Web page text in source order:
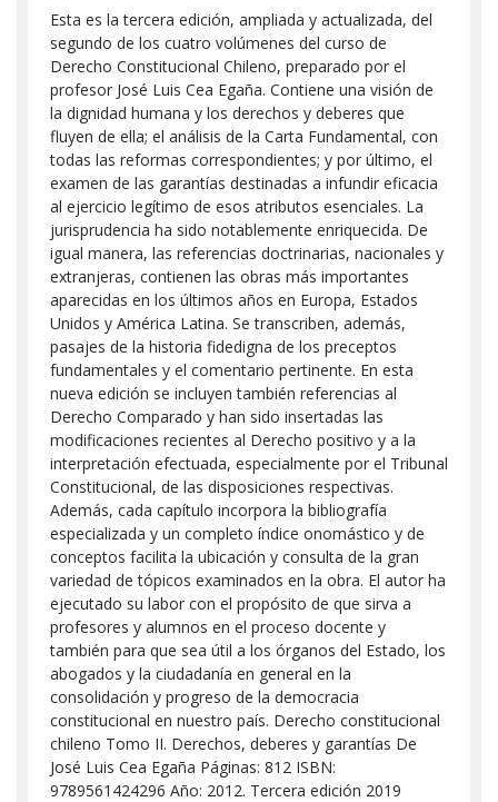
Esta es la tercera edición, ampliada y actualizada, del
segundo de los cuatro volúmenes del curso de
Derecho Constitucional Chileno, preparado por el
profesor José Luis Cea Egaña. Contiene una visión de
la dignidad humana y los derechos y deberes que
fluyen de ella; el análisis de la Carta Fundamental, con
todas las reformas correspondientes; y por último, el
examen de las garantías destinadas a infundir eficacia
al ejercicio legítimo de esos atributos esenciales. La
jurisprudencia ha sido notablemente enriquecida. De
igual manera, las referencias doctrinarias, nacionales y
extranjeras, contienen las obras más importantes
aparecidas en los últimos años en Europa, Estados
Unidos y América Latina. Se transcriben, además,
pasajes de la historia fidedigna de los preceptos
fundamentales y el comentario pertinente. En esta
nueva edición se incluyen también referencias al
Derecho Comparado y han sido insertadas las
modificaciones recientes al Derecho positivo y a la
interpretación efectuada, especialmente por el Tribunal
Constitucional, de las disposiciones respectivas.
Además, cada capítulo incorpora la bibliografía
especializada y un completo índice onomástico y de
conceptos facilita la ubicación y consulta de la gran
variedad de tópicos examinados en la obra. El autor ha
ejecutado su labor con el propósito de que sirva a
profesores y alumnos en el proceso docente y
también para que sea útil a los órganos del Estado, los
abogados y la ciudadanía en general en la
consolidación y progreso de la democracia
constitucional en nuestro país. Derecho constitucional
chileno Tomo II. Derechos, deberes y garantías De
José Luis Cea Egaña Páginas: 812 ISBN:
9789561424296 Año: 2012. Tercera edición 2019